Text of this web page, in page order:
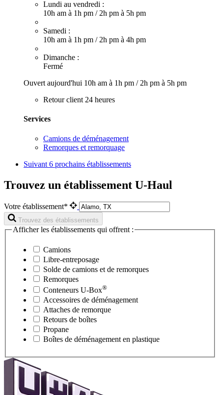
Lundi au vendredi :
10h am à 1h pm / 2h pm à 5h pm
Samedi :
10h am à 1h pm / 2h pm à 4h pm
Dimanche :
Fermé
Ouvert aujourd'hui 10h am à 1h pm / 2h pm à 5h pm
Retour client 24 heures
Services
Camions de déménagement
Remorques et remorquage
Suivant 6 prochains établissements
Trouvez un établissement U-Haul
Votre établissement*
Trouvez des établissements
Afficher les établissements qui offrent :
Camions
Libre-entreposage
Solde de camions et de remorques
Remorques
Conteneurs U-Box®
Accessoires de déménagement
Attaches de remorque
Retours de boîtes
Propane
Boîtes de déménagement en plastique